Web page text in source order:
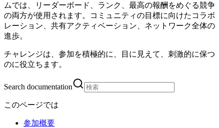
ムでは、リーダーボード、ランク、最高の報酬をめぐる競争
の両方が使用されます。コミュニティの目標に向けたコラボ
レーション、共有アクティベーション、ネットワーク全体の
進歩。
チャレンジは、参加を積極的に、目に見えて、刺激的に保つ
のに役立ちます。
Search documentation
このページでは
参加概要